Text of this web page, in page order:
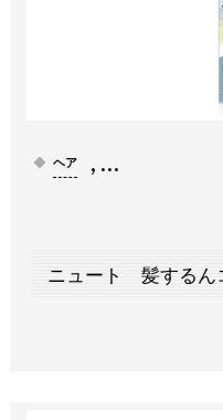
ヘア , …
ニュート 髪するん